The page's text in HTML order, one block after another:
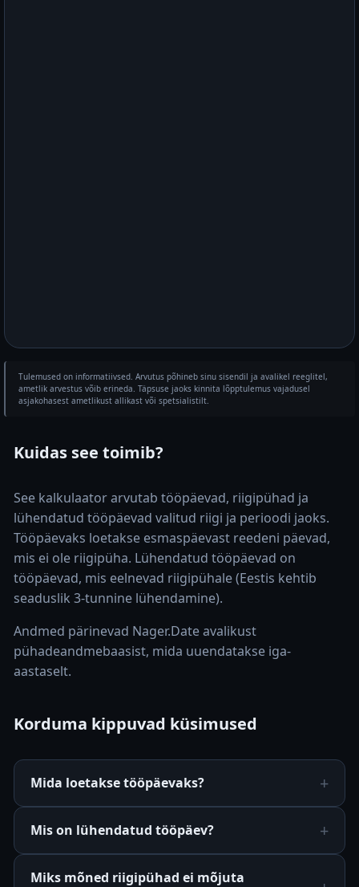
Tulemused on informatiivsed. Arvutus põhineb sinu sisendil ja avalikel reeglitel,
ametlik arvestus võib erineda. Täpsuse jaoks kinnita lõpptulemus vajadusel
asjakohasest ametlikust allikast või spetsialistilt.
Kuidas see toimib?
See kalkulaator arvutab tööpäevad, riigipühad ja
lühendatud tööpäevad valitud riigi ja perioodi jaoks.
Tööpäevaks loetakse esmaspäevast reedeni päevad,
mis ei ole riigipüha. Lühendatud tööpäevad on
tööpäevad, mis eelnevad riigipühale (Eestis kehtib
seaduslik 3-tunnine lühendamine).
Andmed pärinevad Nager.Date avalikust
pühadeandmebaasist, mida uuendatakse iga-
aastaselt.
Korduma kippuvad küsimused
Mida loetakse tööpäevaks?
Mis on lühendatud tööpäev?
Miks mõned riigipühad ei mõjuta